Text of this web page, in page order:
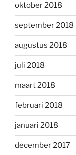
oktober 2018
september 2018
augustus 2018
juli 2018
maart 2018
februari 2018
januari 2018
december 2017